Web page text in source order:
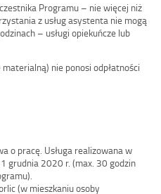
Programu – nie więcej niż
z usług asystenta nie mogą
– usługi opiekuńcze lub
nie ponosi odpłatności
o pracę. Usługa realizowana w
grudnia 2020 r. (max. 30 godzin
(w mieszkaniu osoby